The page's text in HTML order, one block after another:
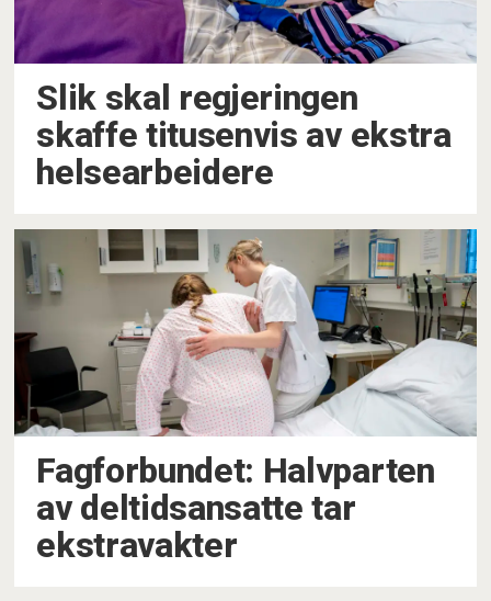
Slik skal regjeringen
skaffe titusenvis av ekstra
helsearbeidere
Fagforbundet: Halvparten
av deltidsansatte tar
ekstravakter